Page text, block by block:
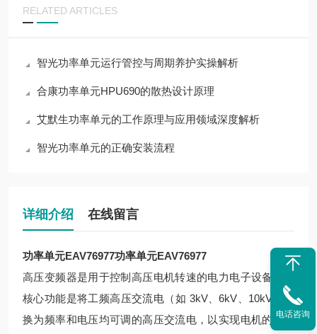
RELATED ARTICLES
智光功率单元运行管控与周期养护实操解析
合康功率单元HPU690的散热设计原理
艾默生功率单元的工作原理与应用领域深度解析
智光功率单元的正确安装流程
详细介绍 在线留言
功率单元EAV76977功率单元EAV76977
高压变频器是用于控制高压电机转速的电力电子设备，其
核心功能是将工频高压交流电（如 3kV、6kV、10kV）转
换为频率和电压均可调的高压交流电，以实现电机的无级
电话咨询